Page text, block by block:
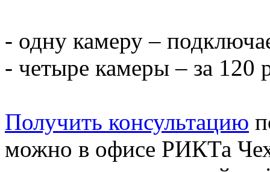
- одну камеру –
- четыре камеры – за 120
Получить консультацию
можно в офисе РИКТа